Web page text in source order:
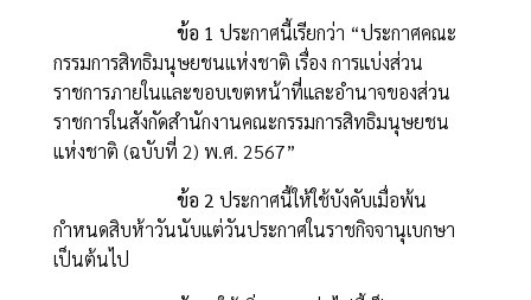
ข้อ 1 ประกาศนี้เรียกว่า “ประกาศคณะ
กรรมการสิทธิมนุษยชนแห่งชาติ เรื่อง การแบ่งส่วน
ราชการภายในและขอบเขตหน้าที่และอำนาจของส่วน
ราชการในสังกัดสำนักงานคณะกรรมการสิทธิมนุษยชน
แห่งชาติ (ฉบับที่ 2) พ.ศ. 2567”
ข้อ 2 ประกาศนี้ให้ใช้บังคับเมื่อพ้น
กำหนดสิบห้าวันนับแต่วันประกาศในราชกิจจานุเบกษา
เป็นต้นไป